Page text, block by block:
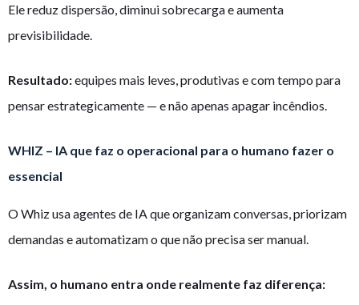
Ele reduz dispersão, diminui sobrecarga e aumenta
previsibilidade.
Resultado:equipes mais leves, produtivas e com tempo para
pensar estrategicamente — e não apenas apagar incêndios.
WHIZ – IA que faz o operacional para o humano fazer o
essencial
O Whiz usa agentes de IA que organizam conversas, priorizam
demandas e automatizam o que não precisa ser manual.
Assim, o humano entra onde realmente faz diferença: